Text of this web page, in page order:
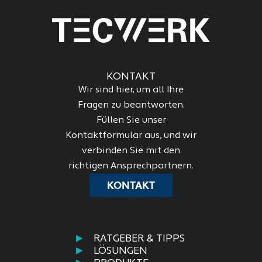
RATGEBER & TIPPS
LÖSUNGEN
KONTAKT
Wir sind hier, um all Ihre
Fragen zu beantworten.
Füllen Sie unser
Kontaktformular aus, und wir
verbinden Sie mit den
richtigen Ansprechpartnern.
KONTAKT